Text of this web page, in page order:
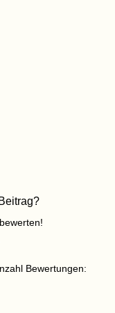
Bewertungen: